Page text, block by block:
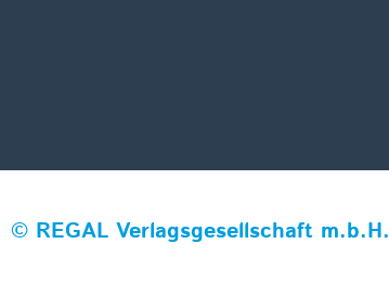
© REGAL Verlagsgesellschaft m.b.H.